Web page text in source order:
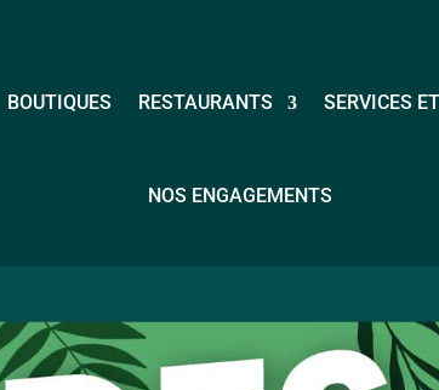
BOUTIQUES RESTAURANTS SERVICES
NOS ENGAGEMENTS